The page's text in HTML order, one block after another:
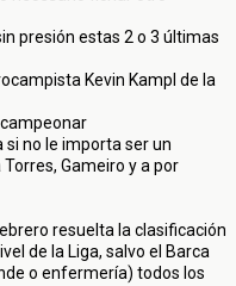
presión estas 2 o 3 últimas
Kevin Kampl de la
si no le importa ser un
Gameiro y a por
resuelta la clasificación
de la Liga, salvo el Barca
o enfermería) todos los